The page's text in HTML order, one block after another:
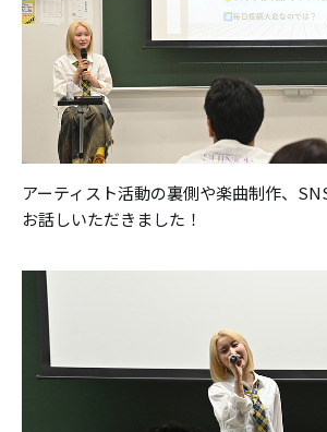
アーティスト活動の裏側や楽曲制作、
お話しいただきました！